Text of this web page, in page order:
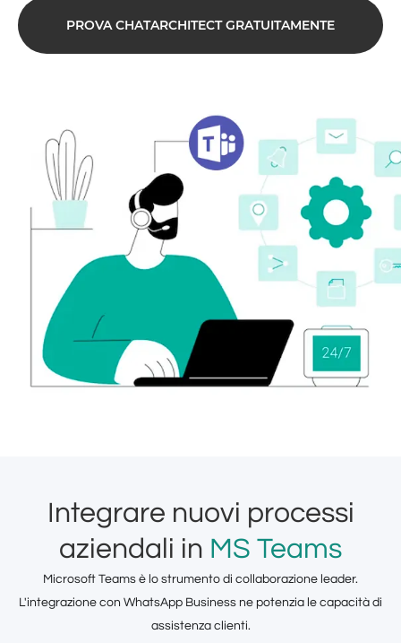
PROVA CHATARCHITECT GRATUITAMENTE
Integrare nuovi processi
aziendali in MS Teams
Microsoft Teams è lo strumento di collaborazione leader.
L'integrazione con WhatsApp Business ne potenzia le capacità di
assistenza clienti.